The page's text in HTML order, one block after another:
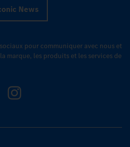
News
pour communiquer avec nous et
marque, les produits et les services de